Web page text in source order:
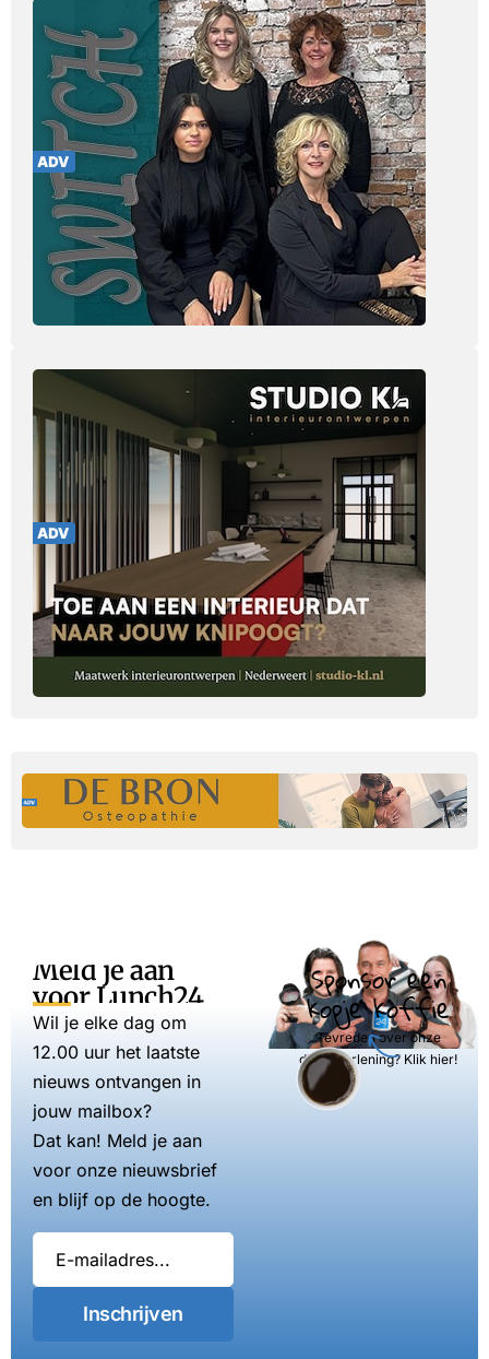
Meld je aan
voor Lunch24
Wil je elke dag om
12.00 uur het laatste
nieuws ontvangen in
jouw mailbox?
Dat kan! Meld je aan
voor onze nieuwsbrief
en blijf op de hoogte.
Inschrijven
Sponsor een
kopje koffie
Tevreden over onze
dienstverlening? Klik hier!